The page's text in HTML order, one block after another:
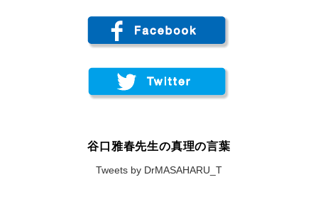
谷口雅春先生の真理の言葉
Tweets by DrMASAHARU_T